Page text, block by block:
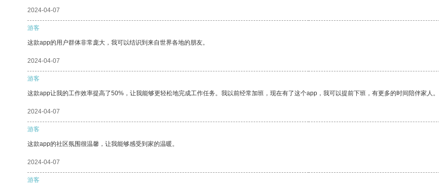
2024-04-07
游客
这款app的用户群体非常庞大，我可以结识到来自世界各地的朋友。
2024-04-07
游客
这款app让我的工作效率提高了50%，让我能够更轻松地完成工作任务。我以前经常加班，现在有了这个app，我可以提前下班，有更多的时间陪伴家人。
2024-04-07
游客
这款app的社区氛围很温馨，让我能够感受到家的温暖。
2024-04-07
游客